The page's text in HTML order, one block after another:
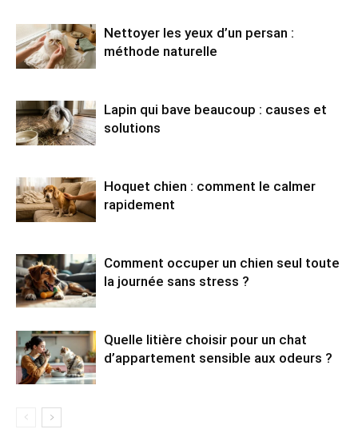
Nettoyer les yeux d’un persan :
méthode naturelle
Lapin qui bave beaucoup : causes et
solutions
Hoquet chien : comment le calmer
rapidement
Comment occuper un chien seul toute
la journée sans stress ?
Quelle litière choisir pour un chat
d’appartement sensible aux odeurs ?